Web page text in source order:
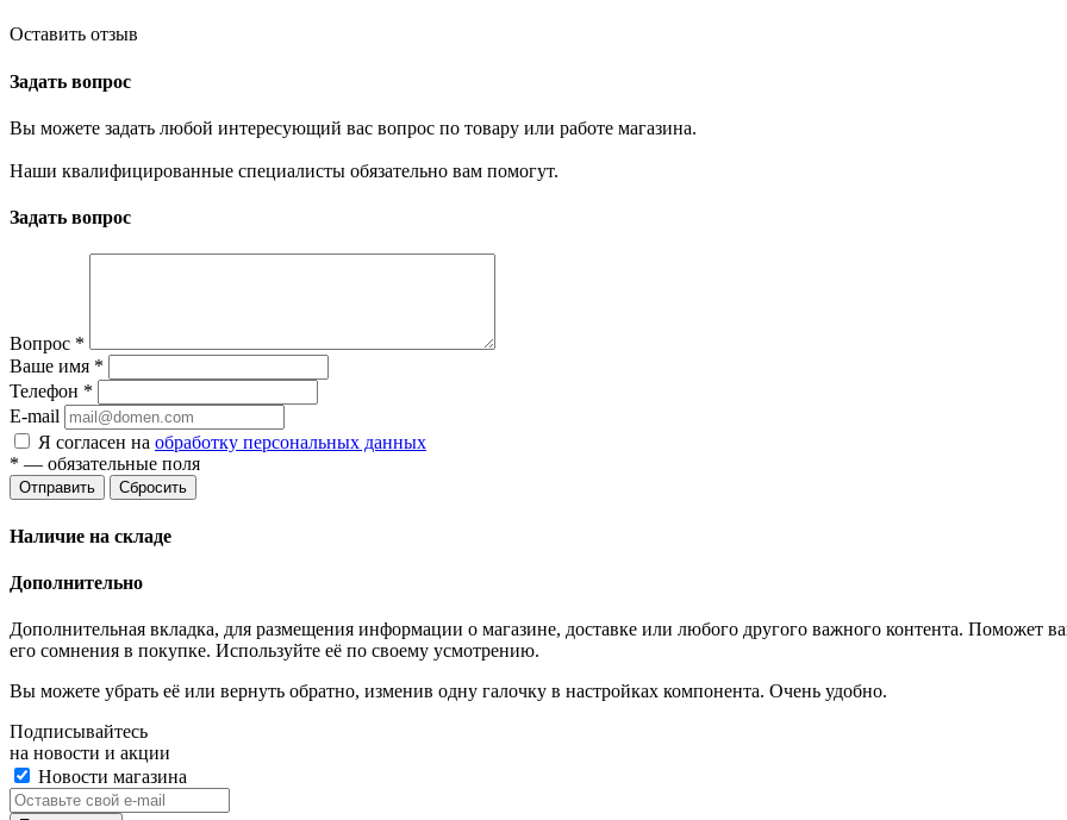
Оставить отзыв
Задать вопрос
Вы можете задать любой интересующий вас вопрос по товару или работе магазина.
Наши квалифицированные специалисты обязательно вам помогут.
Задать вопрос
Вопрос *
Ваше имя *
Телефон *
E-mail
Я согласен на обработку персональных данных
* — обязательные поля
Отправить Сбросить
Наличие на складе
Дополнительно
Дополнительная вкладка, для размещения информации о магазине, доставке или любого другого важного контента. Поможет
его сомнения в покупке. Используйте её по своему усмотрению.
Вы можете убрать её или вернуть обратно, изменив одну галочку в настройках компонента. Очень удобно.
Подписывайтесь
на новости и акции
Новости магазина